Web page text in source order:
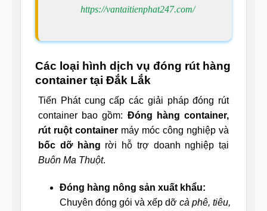
https://vantaitienphat247.com/
Các loại hình dịch vụ đóng rút hàng
container tại Đắk Lắk
Tiến Phát cung cấp các giải pháp đóng rút
container bao gồm: Đóng hàng container,
rút ruột container máy móc công nghiệp và
bốc dỡ hàng rời hỗ trợ doanh nghiệp tại
Buôn Ma Thuột.
Đóng hàng nông sản xuất khẩu:
Chuyên đóng gói và xếp dỡ cà phê, tiêu,